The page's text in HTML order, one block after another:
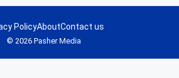
© 2026 Pasher Media
PolicyAboutContact us